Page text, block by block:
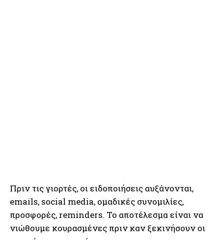
Πριν τις γιορτές, οι ειδοποιήσεις αυξάνονται,
emails, social media, ομαδικές συνομιλίες,
προσφορές, reminders. Το αποτέλεσμα είναι να
νιώθουμε κουρασμένες πριν καν ξεκινήσουν οι